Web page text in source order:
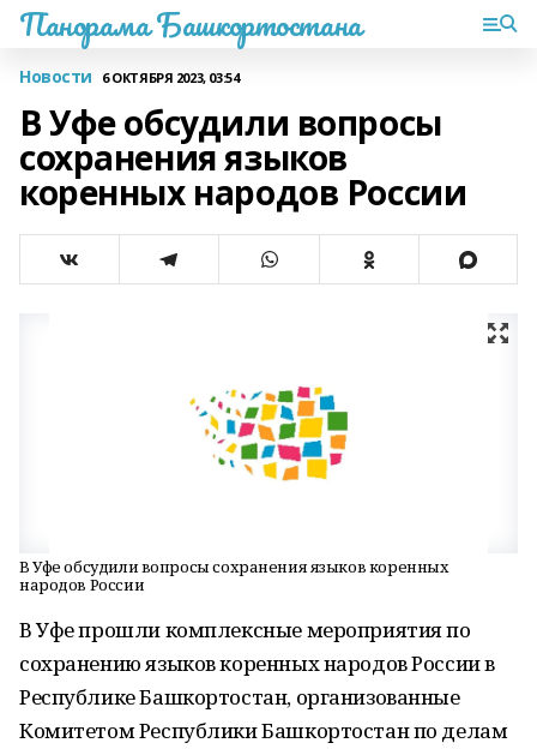
Панорама Башкортостана
Новости 6 ОКТЯБРЯ 2023, 03:54
В Уфе обсудили вопросы
сохранения языков
коренных народов России
В Уфе обсудили вопросы сохранения языков коренных
народов России
В Уфе прошли комплексные мероприятия по
сохранению языков коренных народов России в
Республике Башкортостан, организованные
Комитетом Республики Башкортостан по делам